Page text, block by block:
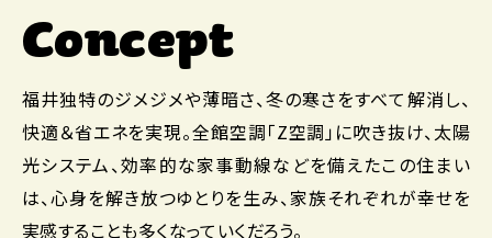
Concept
福井独特のジメジメや薄暗さ、冬の寒さをすべて解消し、
快適＆省エネを実現。全館空調「Z空調」に吹き抜け、太陽
光システム、効率的な家事動線などを備えたこの住まい
は、心身を解き放つゆとりを生み、家族それぞれが幸せを
実感することも多くなっていくだろう。